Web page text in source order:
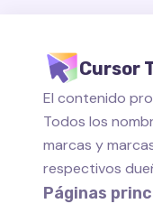
Cursor
El contenido
Todos los
marcas y
respectivos
Páginas